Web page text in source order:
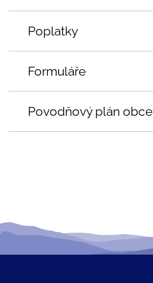
Poplatky
Formuláře
Povodňový plán obce